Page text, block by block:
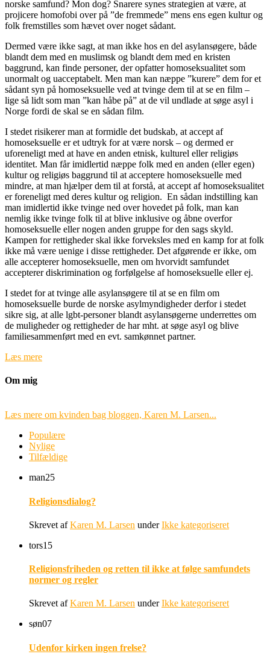
norske samfund? Mon dog? Snarere synes strategien at være, at
projicere homofobi over på ”de fremmede” mens ens egen kultur og
folk fremstilles som hævet over noget sådant.
Dermed være ikke sagt, at man ikke hos en del asylansøgere, både
blandt dem med en muslimsk og blandt dem med en kristen
baggrund, kan finde personer, der opfatter homoseksualitet som
unormalt og uacceptabelt. Men man kan næppe ”kurere” dem for et
sådant syn på homoseksuelle ved at tvinge dem til at se en film –
lige så lidt som man ”kan håbe på” at de vil undlade at søge asyl i
Norge fordi de skal se en sådan film.
I stedet risikerer man at formidle det budskab, at accept af
homoseksuelle er et udtryk for at være norsk – og dermed er
uforeneligt med at have en anden etnisk, kulturel eller religiøs
identitet. Man får imidlertid næppe folk med en anden (eller egen)
kultur og religiøs baggrund til at acceptere homoseksuelle med
mindre, at man hjælper dem til at forstå, at accept af homoseksualitet
er foreneligt med deres kultur og religion. En sådan indstilling kan
man imidlertid ikke tvinge ned over hovedet på folk, man kan
nemlig ikke tvinge folk til at blive inklusive og åbne overfor
homoseksuelle eller nogen anden gruppe for den sags skyld.
Kampen for rettigheder skal ikke forveksles med en kamp for at folk
ikke må være uenige i disse rettigheder. Det afgørende er ikke, om
alle accepterer homoseksuelle, men om hvorvidt samfundet
accepterer diskrimination og forfølgelse af homoseksuelle eller ej.
I stedet for at tvinge alle asylansøgere til at se en film om
homoseksuelle burde de norske asylmyndigheder derfor i stedet
sikre sig, at alle lgbt-personer blandt asylansøgerne underrettes om
de muligheder og rettigheder de har mht. at søge asyl og blive
familiesammenført med en evt. samkønnet partner.
Læs mere
Om mig
Læs mere om kvinden bag bloggen, Karen M. Larsen...
Populære
Nylige
Tilfældige
man25
Religionsdialog?
Skrevet afKaren M. Larsen underIkke kategoriseret
tors15
Religionsfriheden og retten til ikke at følge samfundets
normer og regler
Skrevet afKaren M. Larsen underIkke kategoriseret
søn07
Udenfor kirken ingen frelse?